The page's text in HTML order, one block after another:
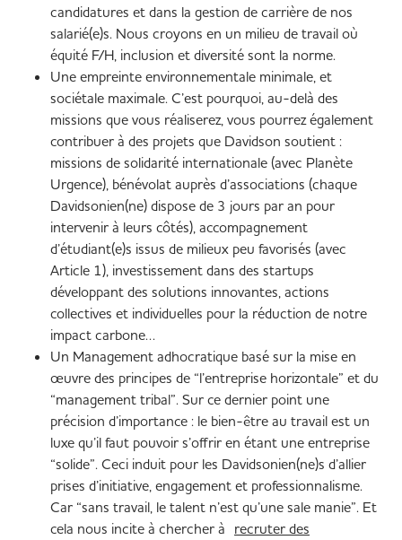
candidatures et dans la gestion de carrière de nos
salarié(e)s. Nous croyons en un milieu de travail où
équité F/H, inclusion et diversité sont la norme.
Une empreinte environnementale minimale, et
sociétale maximale. C’est pourquoi, au-delà des
missions que vous réaliserez, vous pourrez également
contribuer à des projets que Davidson soutient :
missions de solidarité internationale (avec Planète
Urgence), bénévolat auprès d’associations (chaque
Davidsonien(ne) dispose de 3 jours par an pour
intervenir à leurs côtés), accompagnement
d’étudiant(e)s issus de milieux peu favorisés (avec
Article 1), investissement dans des startups
développant des solutions innovantes, actions
collectives et individuelles pour la réduction de notre
impact carbone…
Un Management adhocratique basé sur la mise en
œuvre des principes de “l’entreprise horizontale” et du
“management tribal”. Sur ce dernier point une
précision d’importance : le bien-être au travail est un
luxe qu’il faut pouvoir s’offrir en étant une entreprise
“solide”. Ceci induit pour les Davidsonien(ne)s d’allier
prises d’initiative, engagement et professionnalisme.
Car “sans travail, le talent n’est qu’une sale manie”. Et
cela nous incite à chercher à recruter des